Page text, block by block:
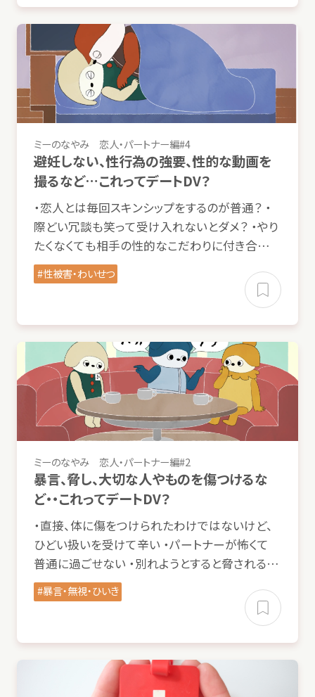
ミーのなやみ 恋人・パートナー編#4
避妊しない、性行為の強要、性的な動画を
撮るなど…これってデートDV？
・恋人とは毎回スキンシップをするのが普通？ ・
際どい冗談も笑って受け入れないとダメ？ ・やり
たくなくても相手の性的なこだわりに付き合…
性被害・わいせつ
ミーのなやみ 恋人・パートナー編#2
暴言、脅し、大切な人やものを傷つけるな
ど・・これってデートDV？
・直接、体に傷をつけられたわけではないけど、
ひどい扱いを受けて辛い ・パートナーが怖くて
普通に過ごせない ・別れようとすると脅される…
暴言・無視・ひいき